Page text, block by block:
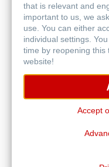
that is relevant and
important to us, we
use. You can either
individual settings.
time by reopening this
website!
Accept